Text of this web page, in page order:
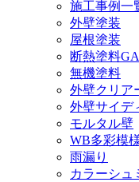
施工事例一
外壁塗装
屋根塗装
断熱塗料
無機塗料
外壁クリア
外壁サイデ
モルタル壁
WB多彩模
雨漏り
カラーシュ